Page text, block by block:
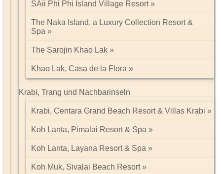
SAii Phi Phi Island Village Resort
The Naka Island, a Luxury Collection Resort &
Spa
The Sarojin Khao Lak
Khao Lak, Casa de la Flora
Krabi, Trang und Nachbarinseln
Krabi, Centara Grand Beach Resort & Villas Krabi
Koh Lanta, Pimalai Resort & Spa
Koh Lanta, Layana Resort & Spa
Koh Muk, Sivalai Beach Resort